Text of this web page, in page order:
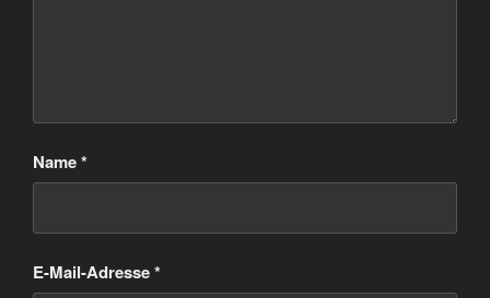
Name*
E-Mail-Adresse*